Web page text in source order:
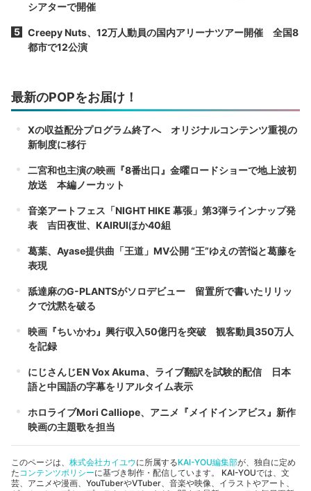
シアターで開催
Creepy Nuts、12万人動員の国内アリーナツアー開催 全国8
都市で12公演
最新のPOPをお届け！
Xの収益配分プログラム終了へ オリジナルコンテンツ重視の
新制度に移行
二宮和也主演の映画『8番出口』金曜ロードショーで地上波初
放送 本編ノーカット
音楽アートフェス「NIGHT HIKE 幕張」第3弾ラインナップ発
表 吉田夜世、KAIRUIほか40組
葛葉、Ayase提供曲「王道」MV公開 “王”ゆえの苦悩と葛藤を
表現
舐達麻のG-PLANTSがソロデビュー 留置所で書いたリリッ
クで沈黙を破る
映画『ちいかわ』興行収入50億円を突破 観客動員350万人
を記録
にじさんじEN Vox Akuma、ライブ翻訳を試験的配信 日本
語と中国語の字幕をリアルタイム表示
ホロライブMori Calliope、アニメ『メイドインアビス』新作
映画の主題歌を担当
このページは、 株式会社カイユウに所属するKAI-YOU編集部が、独自に定め
たコンテンツポリシーに基づき制作・配信しています。 KAI-YOUでは、文
芸、アニメや漫画、YouTuberやVTuber、音楽や映像、イラストやアート、